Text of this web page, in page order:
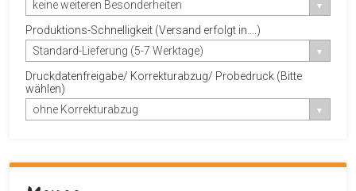
keine weiteren Besonderheiten
Produktions-Schnelligkeit (Versand erfolgt in....)
Standard-Lieferung (5-7 Werktage)
Druckdatenfreigabe/ Korrekturabzug/ Probedruck (Bitte
wählen)
ohne Korrekturabzug